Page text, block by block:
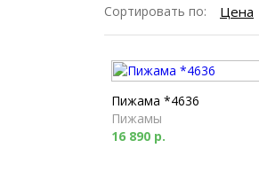
Сортировать по: Цена
Пижама *4636
Пижамы
16 890 р.